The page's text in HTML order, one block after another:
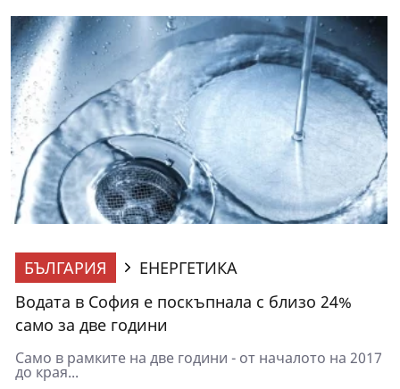
БЪЛГАРИЯ
ЕНЕРГЕТИКА
Водата в София е поскъпнала с близо 24%
само за две години
Само в рамките на две години - от началото на 2017
до края...